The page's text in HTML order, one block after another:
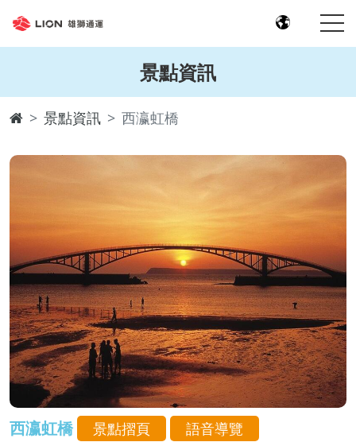
景點資訊
景點資訊 西瀛虹橋
西瀛虹橋 景點摺頁
語音導覽